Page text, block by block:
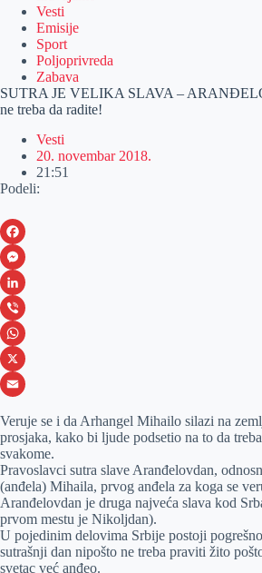
Vesti
Emisije
Sport
Poljoprivreda
Zabava
SUTRA JE VELIKA SLAVA –
ne treba da radite!
Vesti
20. novembar 2018.
21:51
Podeli:
F
a
c
e
b
o
k
M
e
s
s
e
g
e
r
L
i
n
k
d
I
n
V
i
b
r
W
h
t
s
A
p
p
X
m
a
i
l
Veruje se i da Arhangel Mihailo silazi na
prosjaka, kako bi ljude podsetio na to da
svakome.
Pravoslavci sutra slave Aranđelovdan,
(anđela) Mihaila, prvog anđela za koga se
Aranđelovdan je druga najveća slava kod
prvom mestu je Nikoljdan).
U pojedinim delovima Srbije postoji
sutrašnji dan nipošto ne treba praviti žito
svetac već anđeo.